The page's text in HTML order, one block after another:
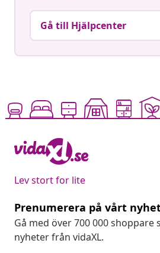
Gå till Hjälpcenter
Lev stort for lite
Prenumerera på vårt
Gå med över 700 000
nyheter från vidaXL.